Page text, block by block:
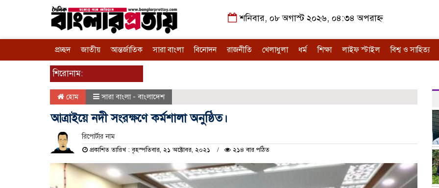
শনিবার, ০৮ অগাস্ট ২০২৬, ০৪:৩৪ অপরাহ্ন
প্রচ্ছদ জাতীয় আন্তর্জাতিক সারা বাংলা বিনোদন রাজনীতি খেলাধুলা ধর্ম শিক্ষা লাইফ স্টাইল বিশ্ব ও সাহিত্য
শিরোনাম:
হোম সারা বাংলা - বাংলাদেশ
আত্রাইয়ে নদী সংরক্ষণে কর্মশালা অনুষ্ঠিত।
রিপোর্টার নাম
প্রকাশিত তারিখ : বৃহস্পতিবার, ২১ অক্টোবর, ২০২১ ২১৪ বার পঠিত